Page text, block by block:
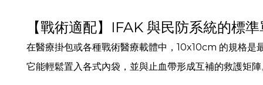
【戰術適配】IFAK 與民防系統的標
在醫療掛包或各種戰術醫療載體中，10x10cm 的規格是
它能輕鬆置入各式內袋，並與止血帶形成互補的救護矩